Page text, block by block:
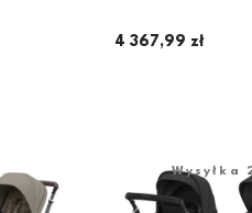
4 367,99 zł
Wysyłka